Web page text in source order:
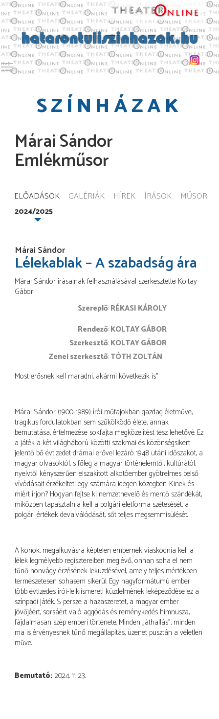
Toggle main menu visibility
SZÍNHÁZAK
Márai Sándor
Emlékműsor
ELŐADÁSOK GALÉRIÁK HÍREK ÍRÁSOK MŰSOR
2024/2025
Márai Sándor
Lélekablak – A szabadság ára
Márai Sándor írásainak felhasználásával szerkesztette: Koltay
Gábor
Szereplő RÉKASI KÁROLY
rendező KOLTAY GÁBOR
szerkesztő KOLTAY GÁBOR
zenei szerkesztő TÓTH ZOLTÁN
Most erősnek kell maradni, akármi következik is”
Márai Sándor (1900-1989) írói műfajokban gazdag életműve,
tragikus fordulatokban sem szűkölködő élete, annak
bemutatása, értelmezése sokfajta megközelítést tesz lehetővé. Ez
a játék a két világháború közötti szakmai és közönségsikert
jelentő bő évtizedet drámai erővel lezáró 1948 utáni időszakot, a
magyar olvasóktól, s főleg a magyar történelemtől, kultúrától,
nyelvtől kényszerűen elszakított alkotóember gyötrelmes belső
vívódásait érzékelteti egy számára idegen közegben. Kinek és
miért írjon? Hogyan fejtse ki nemzetnevelő és mentő szándékát,
miközben tapasztalnia kell a polgári életforma szétesését, a
polgári értékek devalválódását, sőt teljes megsemmisülését.
A konok, megalkuvásra képtelen embernek viaskodnia kell a
lélek legmélyebb regisztereiben meglévő, onnan soha el nem
tűnő honvágy érzésének leküzdésével, amely teljes mértékben
természetesen sohasem sikerül. Egy nagyformátumú ember
több évtizedes írói-lelkiismereti küzdelmének leképeződése ez a
színpadi játék. S persze a hazaszeretet, a magyar ember
jövőjéért, sorsáért való aggódás és reménykedés himnusza,
fájdalmasan szép emberi története. Minden „áthallás”, minden
ma is érvényesnek tűnő megállapítás, üzenet pusztán a véletlen
műve.
Bemutató 2024. 11. 23.